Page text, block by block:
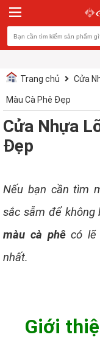
Trang chủ Cửa
Màu Cà Phê Đẹp
Cửa Nhựa
Đẹp
Nếu bạn cần tìm
sắc sẫm để không
màu cà phêcó lẽ
nhất.
Giới